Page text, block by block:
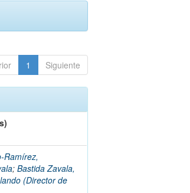
1 Siguiente
Ramírez,
;Bastida Zavala,
(Director de